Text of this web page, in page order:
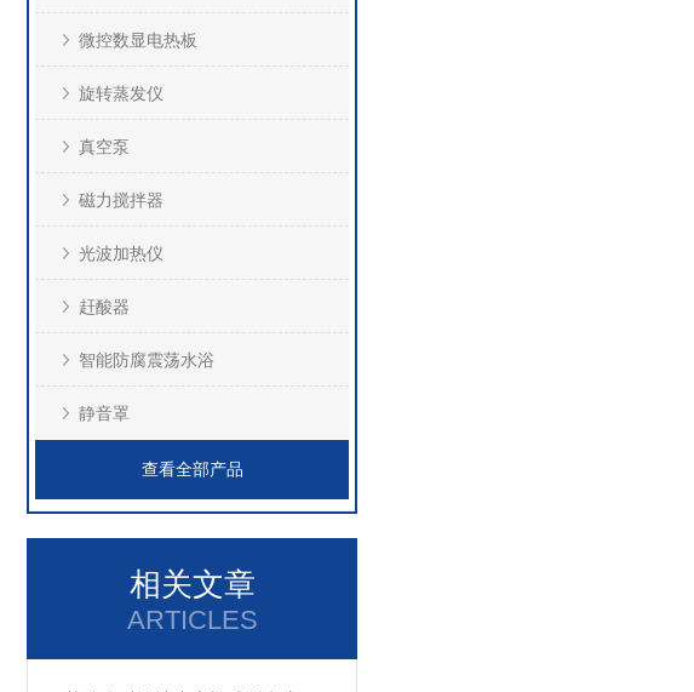
微控数显电热板
旋转蒸发仪
真空泵
磁力搅拌器
光波加热仪
赶酸器
智能防腐震荡水浴
静音罩
查看全部产品
相关文章
ARTICLES